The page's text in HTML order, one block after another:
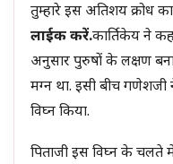
तुम्हारे इस अतिशय क्रोध
लाईक करें.कार्तिकेय ने
अनुसार पुरुषों के लक्षण
मग्न था. इसी बीच गणेशजी
विघ्न किया.
पिताजी इस विघ्न के चलते